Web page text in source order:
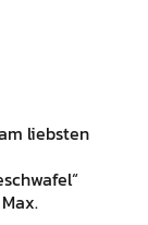
liebsten